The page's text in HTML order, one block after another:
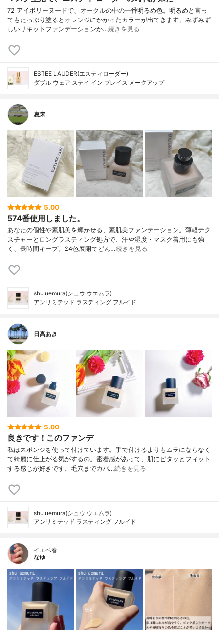
72 アイボリーヌードで、オークルの中の一番明るめ色。明るめと言っ
てもたっぷり塗るとオレンジにかかったカラーが出てきます。みずみず
しいリキッドファンデーションか…続きを見る
ESTEE LAUDER(エスティローダー)
ダブル ウェア ステイ イン プレイス メークアップ
恵未
5.00
574番使用しました。
あなたの個性や素肌美を輝かせる、素肌美ファンデーション。薄軽テク
スチャーとロングラスティング処方で、汗や湿度・マスク着用にも強
く、長時間キープ。24色展開でどん…続きを見る
shu uemura(シュウ ウエムラ)
アンリミテッド ラスティング フルイド
日高あき
5.00
良きです！このファンデ
私はスポンジを使って付けています。手で付けるよりもムラにならなく
て綺麗に仕上がる気がするの。密着感があって、肌にピタッとフィット
する感じが好きです。毛穴までカバ…続きを見る
shu uemura(シュウ ウエムラ)
アンリミテッド ラスティング フルイド
イエベ春
なゆ